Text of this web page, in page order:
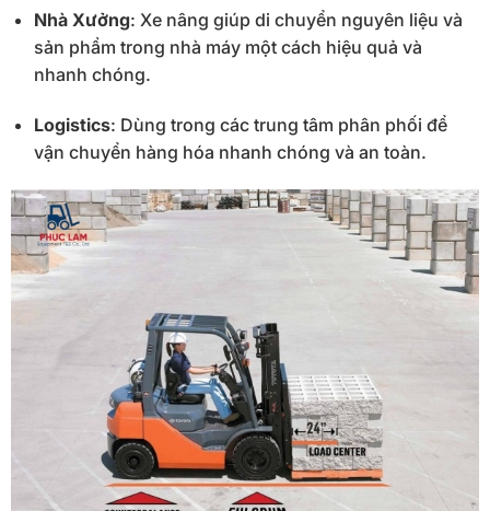
Nhà Xưởng: Xe nâng giúp di chuyển nguyên liệu và
sản phẩm trong nhà máy một cách hiệu quả và
nhanh chóng.
Logistics: Dùng trong các trung tâm phân phối để
vận chuyển hàng hóa nhanh chóng và an toàn.